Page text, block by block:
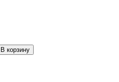
В корзину